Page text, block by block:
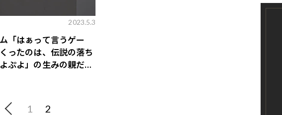
2023.5.3
「はぁって言うゲー
ったのは、伝説の落ち
ぷよ」の生みの親だっ
1 2